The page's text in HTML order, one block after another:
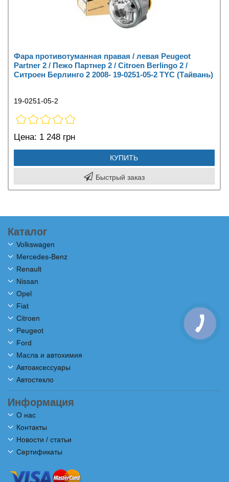
Фара противотуманная правая / левая Peugeot
Partner 2 / Пежо Партнер 2 / Citroen Berlingo 2 /
Ситроен Берлинго 2 2008- 19-0251-05-2 TYC (Тайвань)
19-0251-05-2
Цена: 1 248 грн
КУПИТЬ
Быстрый заказ
Каталог
Volkswagen
Mercedes-Benz
Renault
Nissan
Opel
Fiat
Citroen
Peugeot
Ford
Масла и автохимия
Автоаксессуары
Автостекло
Информация
О нас
Контакты
Новости / статьи
Сертификаты